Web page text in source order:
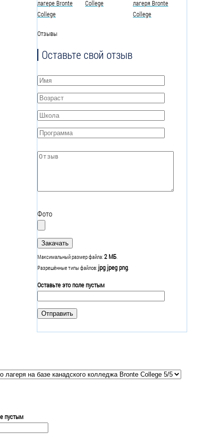
Отзывы
Оставьте свой отзыв
Имя*
Возраст*
Школа*
Программа*
Отзыв*
Фото
Максимальный размер файла:2 МБ
Разрешённые типы файлов: jpg jpeg png
Оставьте это поле пустым
пустым